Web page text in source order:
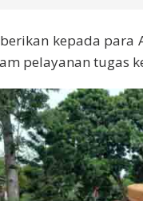
kepada para
pelayanan tugas